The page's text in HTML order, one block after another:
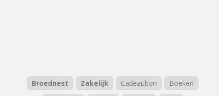
Broednest Zakelijk Cadeaubon
Boeken